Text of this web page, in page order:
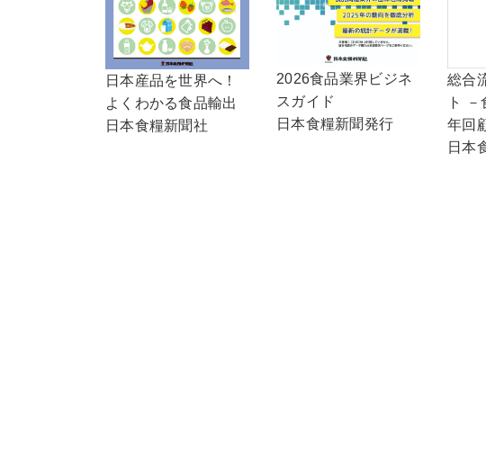
日本産品を世界へ！
よくわかる食品輸出
日本食糧新聞社
2026食品業界ビジネ
スガイド
日本食糧新聞発行
総合
ト
年回
日本